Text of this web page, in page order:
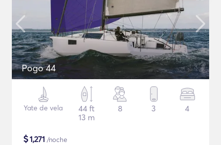
Pogo 44
Yate de vela
44 ft
13 m
8 3 4
$1,271 /noche